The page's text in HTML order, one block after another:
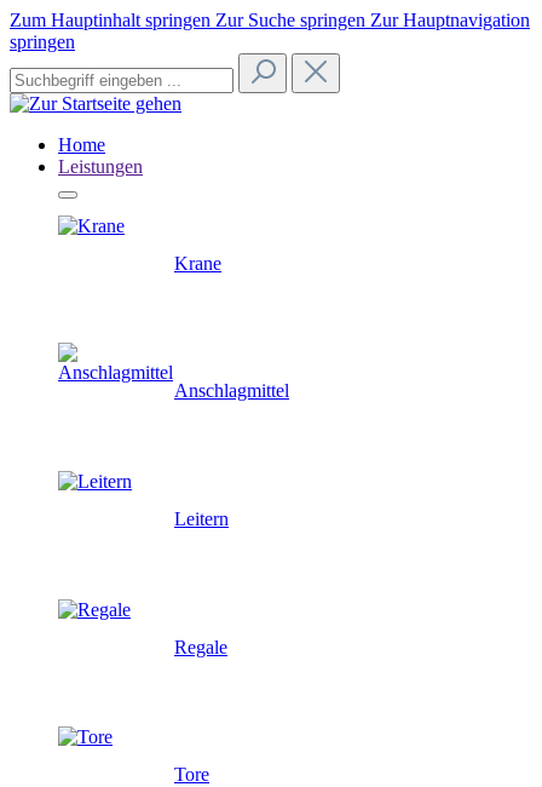
Zum Hauptinhalt springen Zur Suche springen Zur Hauptnavigation
springen
Home
Leistungen
Krane
Anschlagmittel
Leitern
Regale
Tore